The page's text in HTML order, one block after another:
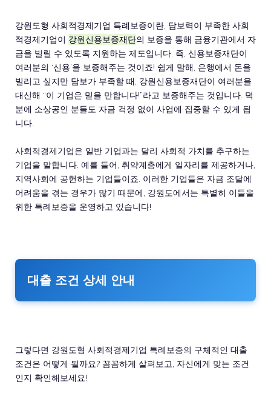
강원도형 사회적경제기업 특례보증이란, 담보력이 부족한 사회
적경제기업이 강원신용보증재단의 보증을 통해 금융기관에서 자
금을 빌릴 수 있도록 지원하는 제도입니다. 즉, 신용보증재단이
여러분의 ‘신용’을 보증해주는 것이죠! 쉽게 말해, 은행에서 돈을
빌리고 싶지만 담보가 부족할 때, 강원신용보증재단이 여러분을
대신해 “이 기업은 믿을 만합니다!”라고 보증해주는 것입니다. 덕
분에 소상공인 분들도 자금 걱정 없이 사업에 집중할 수 있게 됩
니다.
사회적경제기업은 일반 기업과는 달리 사회적 가치를 추구하는
기업을 말합니다. 예를 들어, 취약계층에게 일자리를 제공하거나,
지역사회에 공헌하는 기업들이죠. 이러한 기업들은 자금 조달에
어려움을 겪는 경우가 많기 때문에, 강원도에서는 특별히 이들을
위한 특례보증을 운영하고 있습니다!
대출 조건 상세 안내
그렇다면 강원도형 사회적경제기업 특례보증의 구체적인 대출
조건은 어떻게 될까요? 꼼꼼하게 살펴보고, 자신에게 맞는 조건
인지 확인해보세요!